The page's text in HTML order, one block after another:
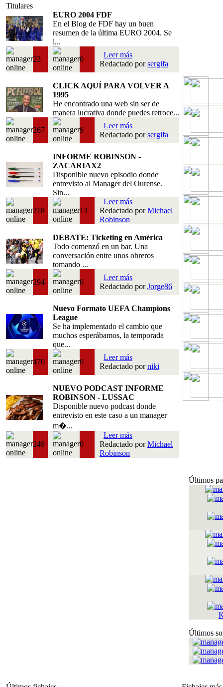
Titulares
EURO 2004 FDF
En el Blog de FDF hay un buen
resumen de la última EURO 2004. Se
l...
23 0
Leer más
Redactado porsergifa
CLICK AQUÍ PARA VOLVER A
1995
He encontrado una web sin ser de
manera lucrativa donde puedes retroce...
267 9
Leer más
Redactado porsergifa
INFORME ROBINSON -
ZACARIAX2
Disponible nuevo episodio donde
entrevisto al Manager del Ourense.
Sin...
218 13
Leer más
Redactado porMichael
Robinson
DEBATE: Ticketing en América
Todo comenzó en un bar. Una
conversación entre unos obreros
tomando ...
294 0
Leer más
Redactado porJorge86
Nuevo Formato UEFA Champions
League
Se ha implementado el cambio que
muchos esperábamos, la temporada
que...
470 0
Leer más
Redactado porniki
NUEVO PODCAST INFORME
ROBINSON - LUSSAC
Disponible nuevo podcast donde
entrevisto en este caso a un manager
m�...
249 0
Leer más
Redactado porMichael
Robinson
Últimos
Últimos